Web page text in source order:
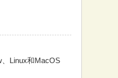
Linux和MacOS